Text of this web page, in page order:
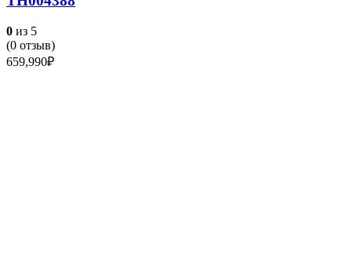
0 из 5
(0 отзыв)
659,990₽